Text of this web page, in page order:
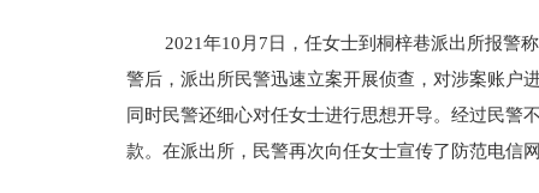
2021年10月7日，任女士到桐梓巷派出所报警
警后，派出所民警迅速立案开展侦查，对涉案账户
同时民警还细心对任女士进行思想开导。经过民警
款。在派出所，民警再次向任女士宣传了防范电信